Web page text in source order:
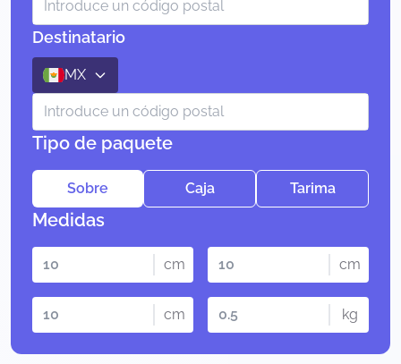
Destinatario
MX
Tipo de paquete
Sobre Caja Tarima
Medidas
cm cm
cm kg